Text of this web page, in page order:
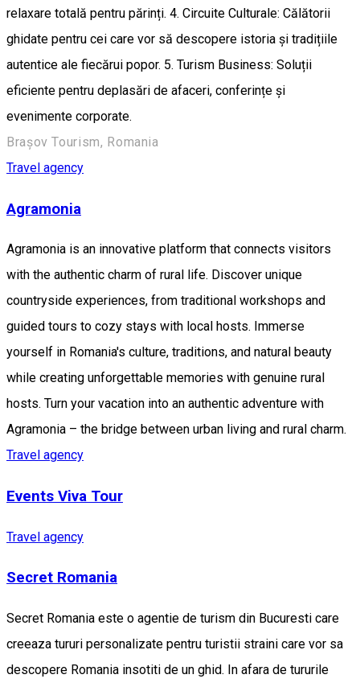
relaxare totală pentru părinți. 4. Circuite Culturale: Călătorii
ghidate pentru cei care vor să descopere istoria și tradițiile
autentice ale fiecărui popor. 5. Turism Business: Soluții
eficiente pentru deplasări de afaceri, conferințe și
evenimente corporate.
Brașov Tourism, Romania
Travel agency
Agramonia
Agramonia is an innovative platform that connects visitors
with the authentic charm of rural life. Discover unique
countryside experiences, from traditional workshops and
guided tours to cozy stays with local hosts. Immerse
yourself in Romania's culture, traditions, and natural beauty
while creating unforgettable memories with genuine rural
hosts. Turn your vacation into an authentic adventure with
Agramonia – the bridge between urban living and rural charm.
Travel agency
Events Viva Tour
Travel agency
Secret Romania
Secret Romania este o agentie de turism din Bucuresti care
creeaza tururi personalizate pentru turistii straini care vor sa
descopere Romania insotiti de un ghid. In afara de tururile